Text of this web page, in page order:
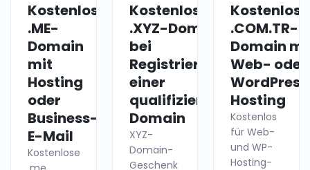
Kostenlose
.ME-
Domain
mit
Hosting
oder
Business-
E-Mail
HOSTING
Kostenlose
Kostenlose
.XYZ-Domain
bei
Registrierung
einer
qualifizierten
Domain
DOMAIN
XYZ-
Domain-
Geschenk
Kostenlose
.COM.TR-
Domain
Web- oder
Hosting
Kostenlos
für Web-
und WP-
Hosting-